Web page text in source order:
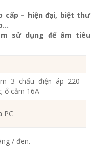
cấp – hiện đại, biệt thư
sử dụng đế âm tiêu
3 chấu điện áp 220-
ổ cắm 16A
PC
/ đen.